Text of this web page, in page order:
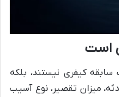
است
کیفری نیستند، بلکه
میزان تقصیر، نوع آسیب